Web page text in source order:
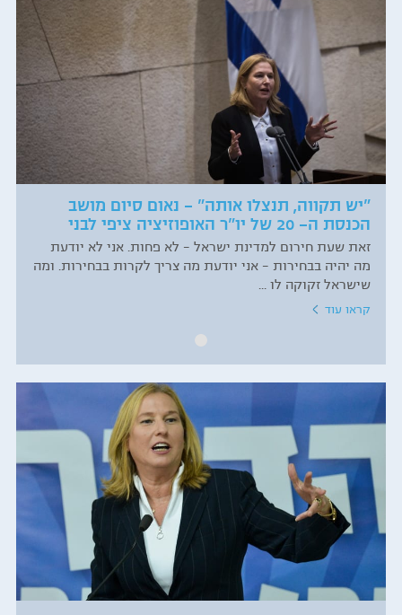
"יש תקווה, תנצלו אותה" – נאום סיום מושב
הכנסת ה- 20 של יו"ר האופוזיציה ציפי לבני
זאת שעת חירום למדינת ישראל - לא פחות. אני לא יודעת
מה יהיה בבחירות - אני יודעת מה צריך לקרות בבחירות. ומה
שישראל זקוקה לו ...
קראו עוד